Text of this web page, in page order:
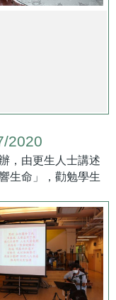
2020
，由更生人士講述
生命」，勸勉學生